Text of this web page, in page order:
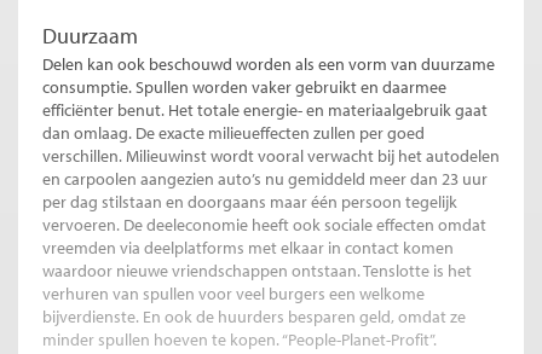
Duurzaam
Delen kan ook beschouwd worden als een vorm van duurzame
consumptie. Spullen worden vaker gebruikt en daarmee
efficiënter benut. Het totale energie- en materiaalgebruik gaat
dan omlaag. De exacte milieueffecten zullen per goed
verschillen. Milieuwinst wordt vooral verwacht bij het autodelen
en carpoolen aangezien auto’s nu gemiddeld meer dan 23 uur
per dag stilstaan en doorgaans maar één persoon tegelijk
vervoeren. De deeleconomie heeft ook sociale effecten omdat
vreemden via deelplatforms met elkaar in contact komen
waardoor nieuwe vriendschappen ontstaan. Tenslotte is het
verhuren van spullen voor veel burgers een welkome
bijverdienste. En ook de huurders besparen geld, omdat ze
minder spullen hoeven te kopen. “People-Planet-Profit”.